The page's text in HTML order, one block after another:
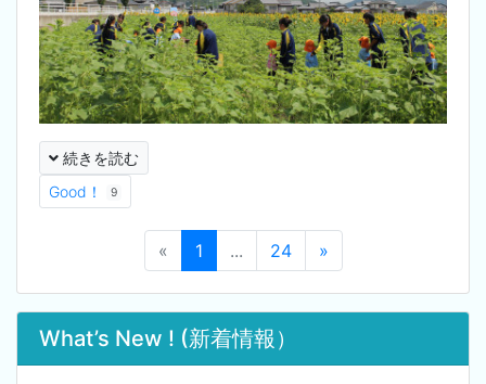
続きを読む
Good！
9
« 1 ... 24 »
What’s New ! (新着情報）